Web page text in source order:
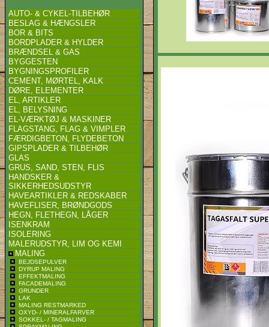
AUTO- & CYKEL-TILBEHØR
BESLAG & HÆNGSLER
BOR & BITS
BORDPLADER & HYLDER
BRÆNDSEL & GAS
BYGGESTEN
BYGNINGSPROFILER
CEMENT, MØRTEL, KALK
DØRE, ELEMENTER
EL, ARTIKLER
EL, BELYSNING
EL-VÆRKTØJ & MASKINER
FLAGSTANG, FLAG & VIMPLER
FÆRDIGBETON, FLYDEBETON
GIPSPLADER & TILBEHØR
GLAS
GRUS, SAND, STEN, FLIS
HANDSKER &
SIKKERHEDSUDSTYR
HAVEARTIKLER & REDSKABER
HAVEFLISER, BRØNDGODS
HEGN, FLETHEGN, LÅGER
ISENKRAM
ISOLERING
MALERUDSTYR, LIM OG KEMI
MALING
BEJDSEPULVER
DYRUP MALING
EFFEKTMALING
FACADEMALING
GRUNDER
LAK
MALING RESTMARKED
OXYD- / MINERALFARVER
SOKKEL- / TAGMALING